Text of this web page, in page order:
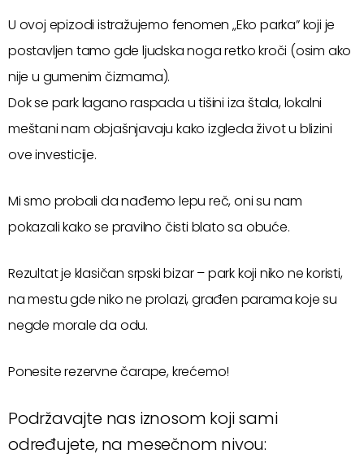
U ovoj epizodi istražujemo fenomen „Eko parka” koji je
postavljen tamo gde ljudska noga retko kroči (osim ako
nije u gumenim čizmama).
Dok se park lagano raspada u tišini iza štala, lokalni
meštani nam objašnjavaju kako izgleda život u blizini
ove investicije.
Mi smo probali da nađemo lepu reč, oni su nam
pokazali kako se pravilno čisti blato sa obuće.
Rezultat je klasičan srpski bizar – park koji niko ne koristi,
na mestu gde niko ne prolazi, građen parama koje su
negde morale da odu.
Ponesite rezervne čarape, krećemo!
Podržavajte nas iznosom koji sami
određujete, na mesečnom nivou: